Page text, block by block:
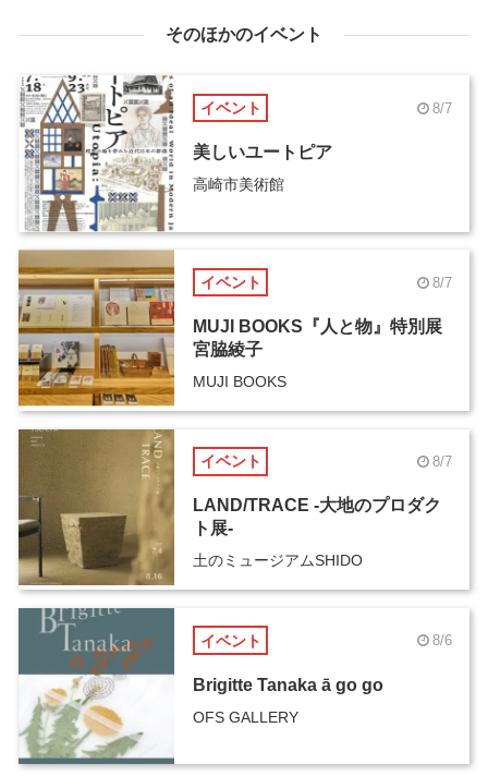
そのほかのイベント
イベント 8/7
美しいユートピア
高崎市美術館
イベント 8/7
MUJI BOOKS『人と物』特別展
宮脇綾子
MUJI BOOKS
イベント 8/7
LAND/TRACE -大地のプロダク
ト展-
土のミュージアムSHIDO
イベント 8/6
Brigitte Tanaka ā go go
OFS GALLERY